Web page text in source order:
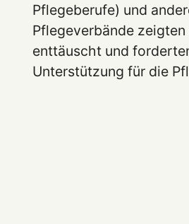
Pflegeberufe) und
Pflegeverbände zeigten
enttäuscht und
Unterstützung für die